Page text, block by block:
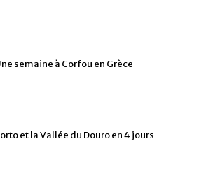
semaine à Corfou en Grèce
et la Vallée du Douro en 4 jours